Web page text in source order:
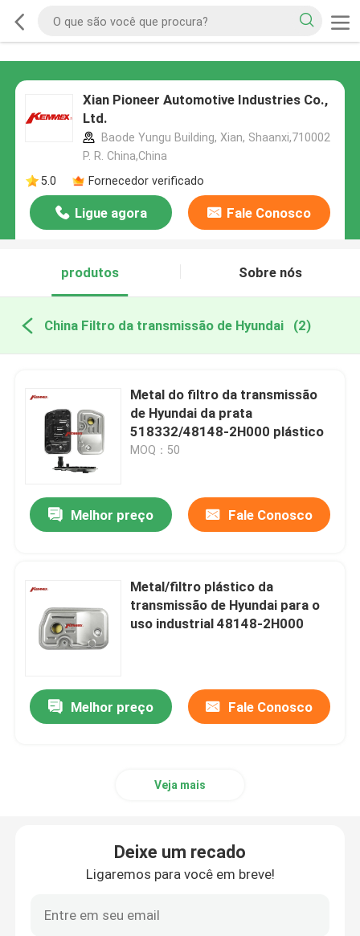
Xian Pioneer Automotive Industries Co.,
Ltd.
Baode Yungu Building, Xian, Shaanxi,710002
P. R. China,China
5.0
Fornecedor verificado
Ligue agora Fale Conosco
produtos Sobre nós
China Filtro da transmissão de Hyundai (2)
Metal do filtro da transmissão
de Hyundai da prata
518332/48148-2H000 plástico
MOQ：50
Melhor preço Fale Conosco
Metal/filtro plástico da
transmissão de Hyundai para o
uso industrial 48148-2H000
Melhor preço Fale Conosco
Veja mais
Deixe um recado
Ligaremos para você em breve!